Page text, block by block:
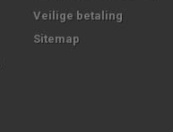
Veilige betaling
Sitemap